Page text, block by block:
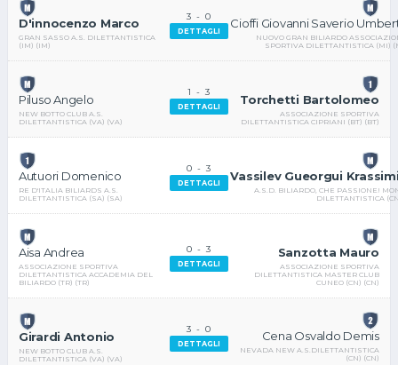
D'innocenzo Marco
GRAN SASSO A.S. DILETTANTISTICA
(IM) (IM)
3 -0
DETTAGLI
Cioffi Giovanni Saverio
NUOVO GRAN BILIARDO
SPORTIVA DILETTANTISTICA (MI)
Piluso Angelo
NEW BOTTO CLUB A.S.
DILETTANTISTICA (VA) (VA)
1 -3
DETTAGLI
Torchetti Bartolomeo
ASSOCIAZIONE SPORTIVA
DILETTANTISTICA CIPRIANI (BT) (BT)
Autuori Domenico
RE D'ITALIA BILIARDS A.S.
DILETTANTISTICA (SA) (SA)
0 -3
DETTAGLI
Vassilev Gueorgui
A.S.D. BILIARDO, CHE PASSIONE!
DILETTANTISTICA
Aisa Andrea
ASSOCIAZIONE SPORTIVA
DILETTANTISTICA ACCADEMIA DEL
BILIARDO (TR) (TR)
0 -3
DETTAGLI
Sanzotta Mauro
ASSOCIAZIONE SPORTIVA
DILETTANTISTICA MASTER CLUB
CUNEO (CN) (CN)
Girardi Antonio
NEW BOTTO CLUB A.S.
DILETTANTISTICA (VA) (VA)
3 -0
DETTAGLI
Cena Osvaldo Demis
NEVADA NEW A.S.DILETTANTISTICA
(CN) (CN)